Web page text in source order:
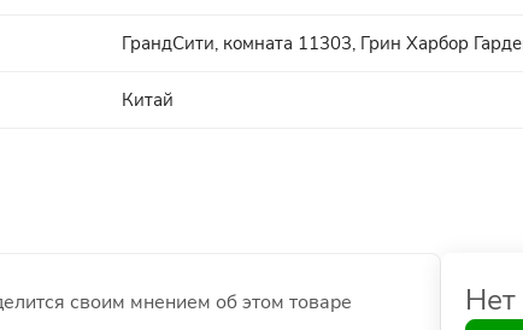
ГрандСити, комната 11303, Грин Харбор
Китай
своим мнением об этом товаре